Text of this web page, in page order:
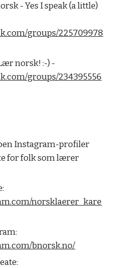
- Yes I speak (a little)
groups/225709978
norsk! :-) -
groups/234395556
Instagram-profiler
for folk som lærer
norsklaerer_kare
bnorsk.no/